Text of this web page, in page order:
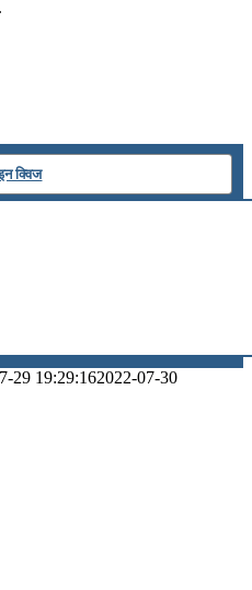
क्विज
29 19:29:162022-07-30